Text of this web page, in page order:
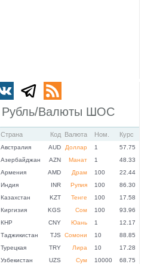
Рубль/Валюты ШОС
Страна Код Валюта Ном. Курс
Австралия AUD Доллар 1
57.75
Азербайджан
AZN Манат 1
48.33
Армения
AMD Драм 100
22.44
Индия
INR Рупия 100
86.30
Казахстан
KZT Тенге 100
17.58
Киргизия
KGS Сом 100
93.96
КНР
CNY Юань 1
12.17
Таджикистан
TJS Сомони 10
88.85
Турецкая
TRY Лира 10
17.28
Узбекистан
UZS Сум 10000 68.75